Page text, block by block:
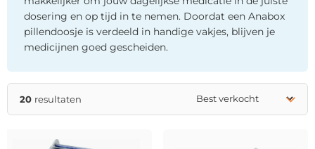
dosering en op tijd in te nemen. Doordat een Anabox
pillendoosje is verdeeld in handige vakjes, blijven je
medicijnen goed gescheiden.
20 resultaten